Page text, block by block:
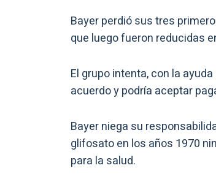
Bayer perdió sus tres
que luego fueron reducidas
El grupo intenta, con la
acuerdo y podría aceptar
Bayer niega su
glifosato en los años 1970
para la salud.